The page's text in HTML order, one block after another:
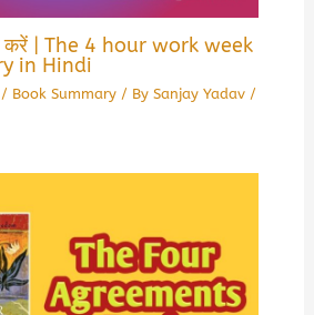
करें | The 4 hour work week
in Hindi
/ Book Summary/ By Sanjay Yadav /